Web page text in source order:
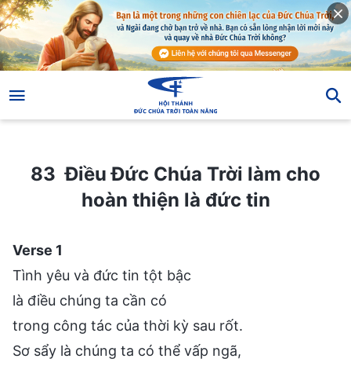
83 Điều Đức Chúa Trời làm cho hoàn thiện là đức tin
83 Điều Đức Chúa Trời làm cho
hoàn thiện là đức tin
Verse 1
Tình yêu và đức tin tột bậc
là điều chúng ta cần có
trong công tác của thời kỳ sau rốt.
Sơ sẩy là chúng ta có thể vấp ngã,